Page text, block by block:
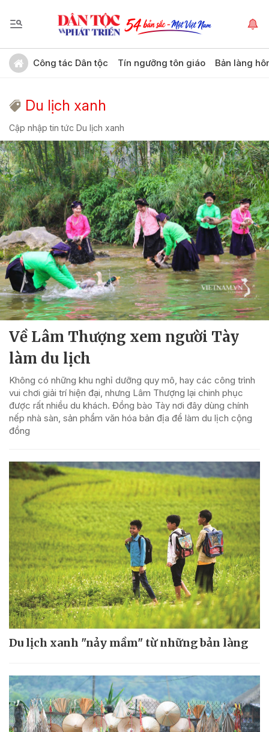
Công tác Dân tộc Tín ngưỡng tôn giáo Bản làng
Du lịch xanh
Cập nhập tin tức Du lịch xanh
Về Lâm Thượng xem người Tày
làm du lịch
Không có những khu nghỉ dưỡng quy mô, hay các công trình
vui chơi giải trí hiện đại, nhưng Lâm Thượng lại chinh phục
được rất nhiều du khách. Đồng bào Tày nơi đây dùng chính
nếp nhà sàn, sản phẩm văn hóa bản địa để làm du lịch cộng
đồng
Du lịch xanh "nảy mầm" từ những bản làng